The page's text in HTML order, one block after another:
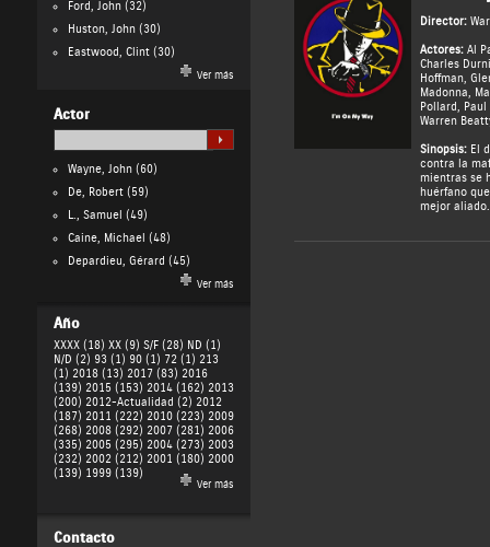
Ford, John(32)
Huston, John(30)
Eastwood, Clint(30)
Ver más
Actor
Wayne, John(60)
De, Robert(59)
L., Samuel (49)
Caine, Michael (48)
Depardieu, Gérard (45)
Ver más
Año
XXXX (18) XX (9) S/F (28) ND (1)
N/D (2) 93 (1) 90 (1) 72 (1) 213
(1) 2018 (13) 2017 (83) 2016
(139) 2015 (153) 2014 (162) 2013
(200) 2012-Actualidad (2) 2012
(187) 2011 (222) 2010 (223) 2009
(268) 2008 (292) 2007 (281) 2006
(335) 2005 (295) 2004 (273) 2003
(232) 2002 (212) 2001 (180) 2000
(139) 1999 (139)
Ver más
Contacto
Director:
Actores: Al
Charles
Hoffman,
Madonna,
Pollard,
Warren
Sinopsis:El
contra la
mientras se
huérfano
mejor aliado.